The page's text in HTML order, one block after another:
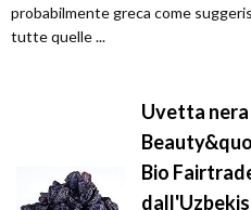
probabilmente greca come
tutte quelle ...
Uvetta
Bio